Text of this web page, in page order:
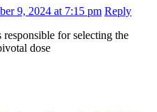
9, 2024 at 7:15 pm Reply
for selecting the
dose